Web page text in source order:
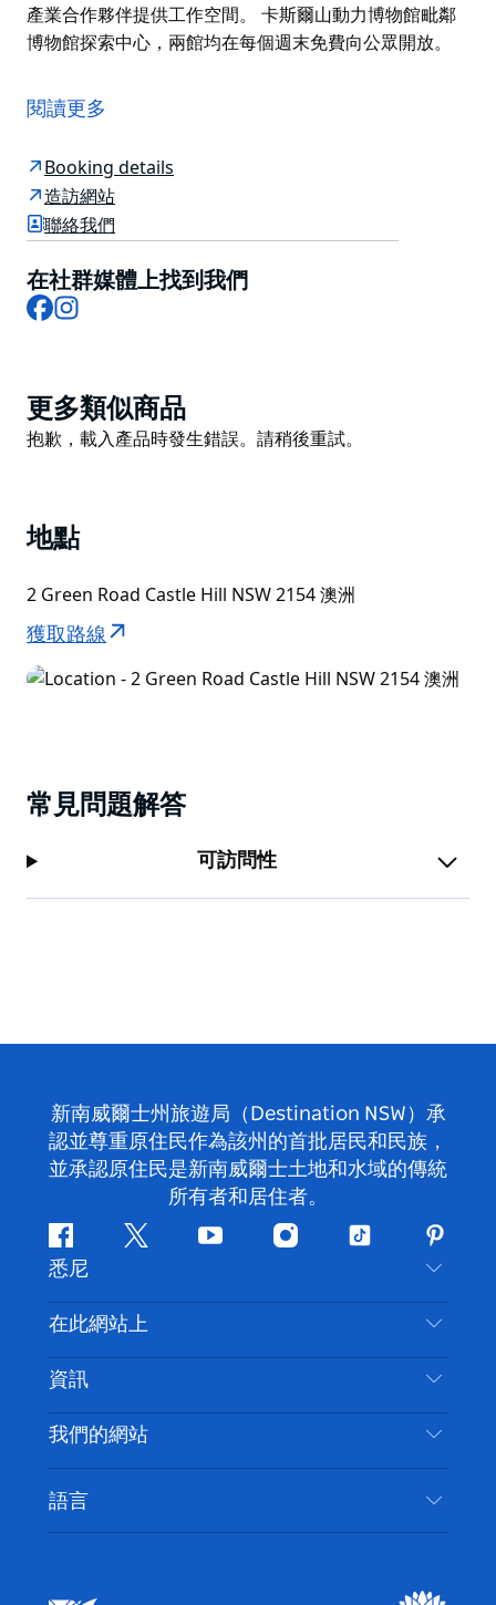
產業合作夥伴提供工作空間。 卡斯爾山動力博物館毗鄰
博物館探索中心，兩館均在每個週末免費向公眾開放。
件藏品）的全新儲存、保護和展示場所。該館按照國際博
物館標準建造，設有開放式庫房，公眾可參觀面積達
交通工具藏品。
館內還建造了南半球最大的全景攝影系統之一，可承載重
達4噸的藏品，並支援藏品的持續數位化工作。新館將為
公眾提供教育計畫、研討會、講座、展覽和其他公共活
動，同時也將為學術研究人員、科學家和產業合作夥伴提
週末免費向公眾開放。
閱讀更多
Booking details
造訪網站
聯絡我們
在社群媒體上找到我們
Facebook
Product
List
更多類似商品
Product
抱歉，載入產品時發生錯誤。請稍後重試。
地點
2 Green Road Castle Hill NSW 2154 澳洲
獲取路線
常見問題解答
可訪問性
新南威爾士州旅遊局（Destination NSW）承
認並尊重原住民作為該州的首批居民和民族，
並承認原住民是新南威爾士土地和水域的傳統
所有者和居住者。
Facebook嘰
喳
喳
Youtube Instagram
抖
悉尼
聯絡我們
免責聲明
隱私
Cookie 通知
在此網站上
目的地
要做的事情
新南威爾斯州公路旅行
活動
住宿
資訊
旅行資訊
無障礙悉尼
列出您的業務
我們的網站
語言